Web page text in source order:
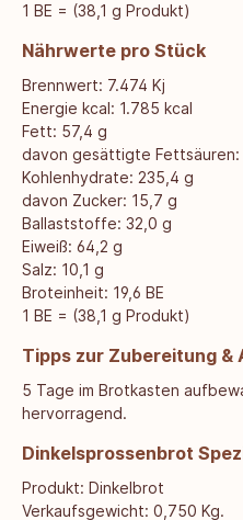
1 BE = (38,1 g Produkt)
Nährwerte pro Stück
Brennwert: 7.474 Kj
Energie kcal: 1.785 kcal
Fett: 57,4 g
davon gesättigte Fettsäuren:
Kohlenhydrate: 235,4 g
davon Zucker: 15,7 g
Ballaststoffe: 32,0 g
Eiweiß: 64,2 g
Salz: 10,1 g
Broteinheit: 19,6 BE
1 BE = (38,1 g Produkt)
Tipps zur Zubereitung &
5 Tage im Brotkasten
hervorragend.
Dinkelsprossenbrot
Produkt: Dinkelbrot
Verkaufsgewicht: 0,750 Kg.